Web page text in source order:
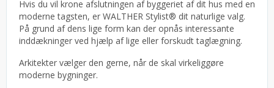
Hvis du vil krone afslutningen af byggeriet af dit hus med en
moderne tagsten, er WALTHER Stylist® dit naturlige valg.
På grund af dens lige form kan der opnås interessante
inddækninger ved hjælp af lige eller forskudt taglægning.
Arkitekter vælger den gerne, når de skal virkeliggøre
moderne bygninger.